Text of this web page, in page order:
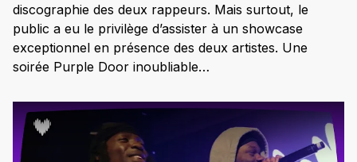
discographie des deux rappeurs. Mais surtout, le
public a eu le privilège d’assister à un showcase
exceptionnel en présence des deux artistes. Une
soirée Purple Door inoubliable…